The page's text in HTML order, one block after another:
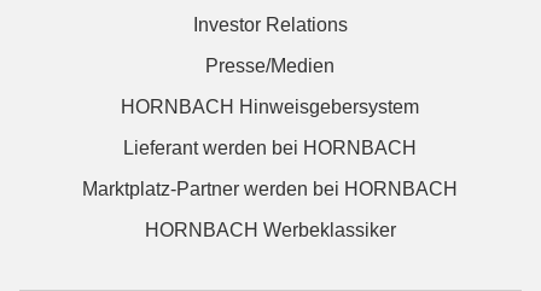
Investor Relations
Presse/Medien
HORNBACH Hinweisgebersystem
Lieferant werden bei HORNBACH
Marktplatz-Partner werden bei HORNBACH
HORNBACH Werbeklassiker